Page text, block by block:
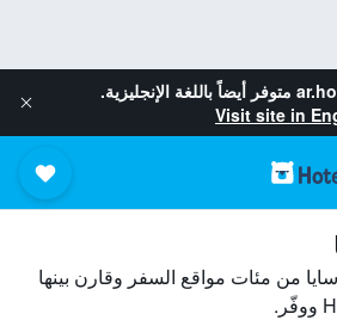
متوفر أيضاً باللغة الإنجليزية.
Visit site in
من مئات مواقع السفر وقارن بينها